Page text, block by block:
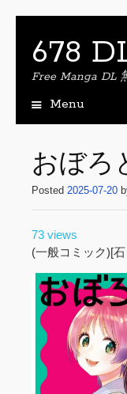
678
Free Manga DL
Menu
i
p
o
n
e
n
t
おぼろ
Posted 2025-07-20
73 views
(一般コミック)[